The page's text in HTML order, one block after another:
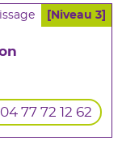
[Niveau 3]
04 77 72 12 62